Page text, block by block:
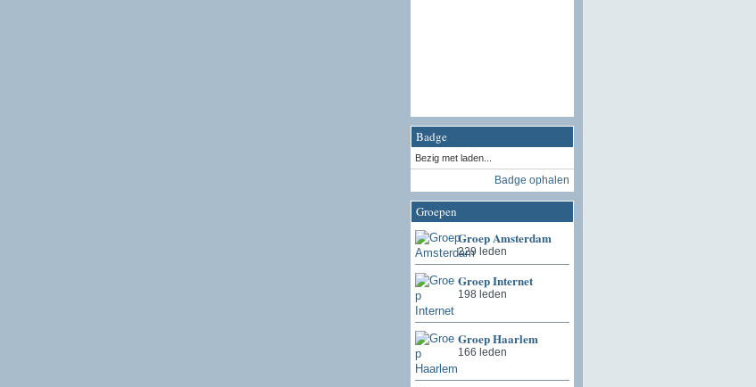
Badge
Bezig met laden...
Badge ophalen
Groepen
Groep Amsterdam
229 leden
Groep Internet
198 leden
Groep Haarlem
166 leden